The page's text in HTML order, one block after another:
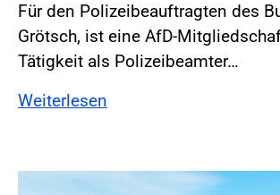
Für den Polizeibeauftragten des
Grötsch, ist eine AfD-
Tätigkeit als Polizeibeamter…
Weiterlesen